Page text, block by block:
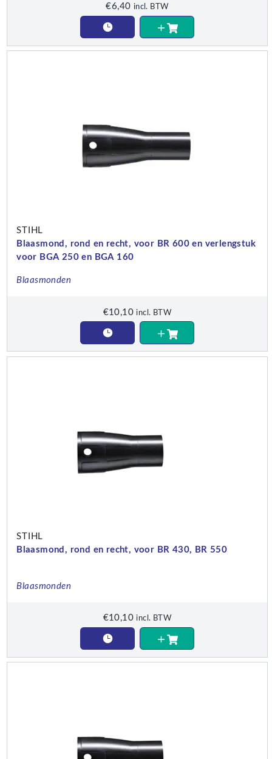
€6,40 incl. BTW
STIHL
Blaasmond, rond en recht, voor BR 600 en verlengstuk
voor BGA 250 en BGA 160
Blaasmonden
€10,10 incl. BTW
STIHL
Blaasmond, rond en recht, voor BR 430, BR 550
Blaasmonden
€10,10 incl. BTW